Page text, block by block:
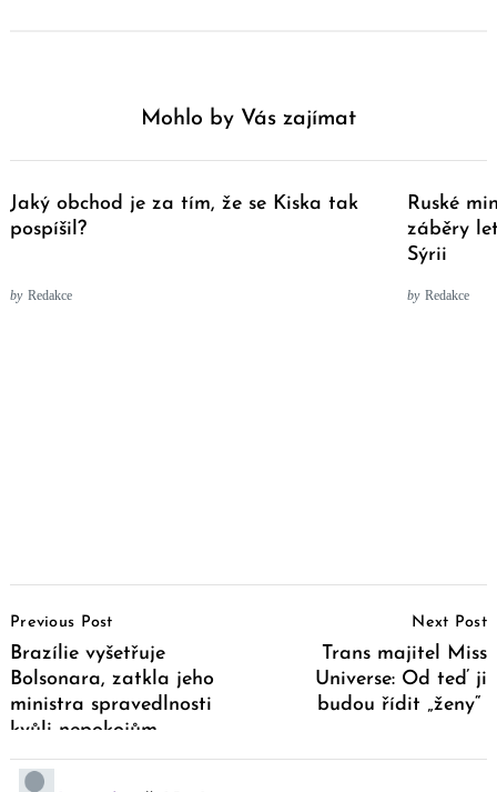
Mohlo by Vás zajímat
Jaký obchod je za tím, že se Kiska tak
pospíšil?
by Redakce
Ruské
záběry
Sýrii
by Redakce
Navigation
Previous Post
Brazílie vyšetřuje
Bolsonara, zatkla jeho
ministra spravedlnosti
kvůli nepokojům
Next Post
Trans majitel Miss
Universe: Od teď ji
budou řídit „ženy“